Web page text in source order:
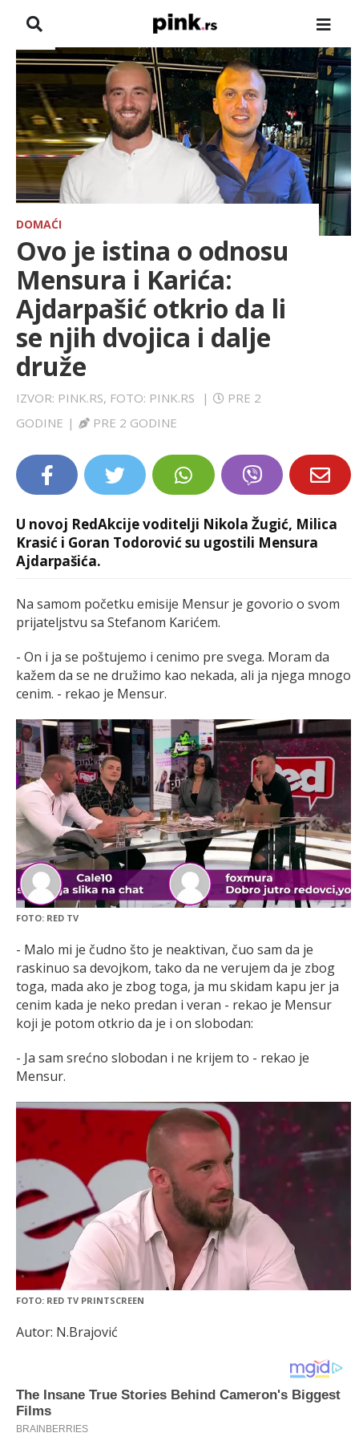
NASLOVNA
VESTI
ZADRUGA
SHOWBIZ
HRONIKA
FARMERI
TV
SPORT
LIFESTYLE
EXTRA
DOMAĆI
Ovo je istina o odnosu
Mensura i Karića:
Ajdarpašić otkrio da li
se njih dvojica i dalje
druže
IZVOR: PINK.RS, FOTO: PINK.RS |
PRE 2
GODINE | PRE 2 GODINE
U novoj RedAkcije voditelji Nikola Žugić, Milica
Krasić i Goran Todorović su ugostili Mensura
Ajdarpašića.
Na samom početku emisije Mensur je govorio o svom
prijateljstvu sa Stefanom Karićem.
- On i ja se poštujemo i cenimo pre svega. Moram da
kažem da se ne družimo kao nekada, ali ja njega mnogo
cenim. - rekao je Mensur.
FOTO: RED TV
- Malo mi je čudno što je neaktivan, čuo sam da je
raskinuo sa devojkom, tako da ne verujem da je zbog
toga, mada ako je zbog toga, ja mu skidam kapu jer ja
cenim kada je neko predan i veran - rekao je Mensur
koji je potom otkrio da je i on slobodan:
- Ja sam srećno slobodan i ne krijem to - rekao je
Mensur.
FOTO: RED TV PRINTSCREEN
Autor: N.Brajović